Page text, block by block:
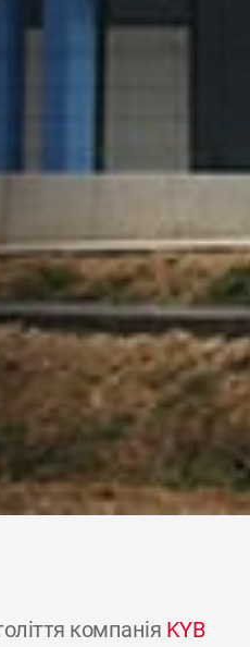
компанія KYB